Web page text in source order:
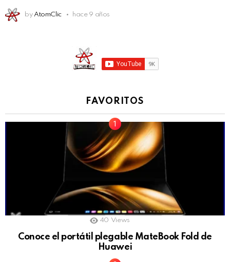
by AtomClic hace 9 años
FAVORITOS
40 Views
Conoce el portátil plegable MateBook Fold de
Huawei